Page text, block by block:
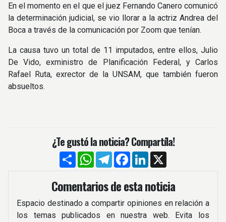
En el momento en el que el juez Fernando Canero comunicó
la determinación judicial, se vio llorar a la actriz Andrea del
Boca a través de la comunicación por Zoom que tenían.
La causa tuvo un total de 11 imputados, entre ellos, Julio
De Vido, exministro de Planificación Federal, y Carlos
Rafael Ruta, exrector de la UNSAM, que también fueron
absueltos.
¿Te gustó la noticia? Compartíla!
CompartirWhatsApp
TelegramFacebook
LinkedIn
Comentarios de esta noticia
Espacio destinado a compartir opiniones en relación a
los temas publicados en nuestra web. Evita los